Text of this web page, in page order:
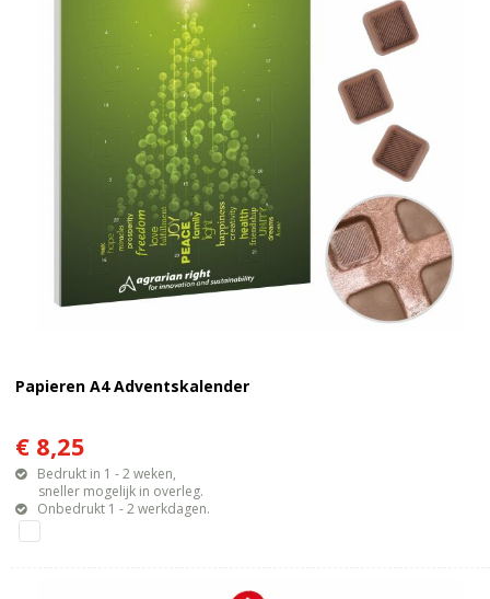
Papieren A4 Adventskalender
€ 8,25
Bedrukt in 1 - 2 weken,
sneller mogelijk in overleg.
Onbedrukt 1 - 2 werkdagen.